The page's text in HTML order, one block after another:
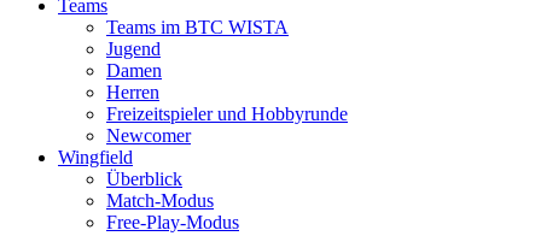
Teams
Teams im BTC WISTA
Jugend
Damen
Herren
Freizeitspieler und Hobbyrunde
Newcomer
Wingfield
Überblick
Match-Modus
Free-Play-Modus